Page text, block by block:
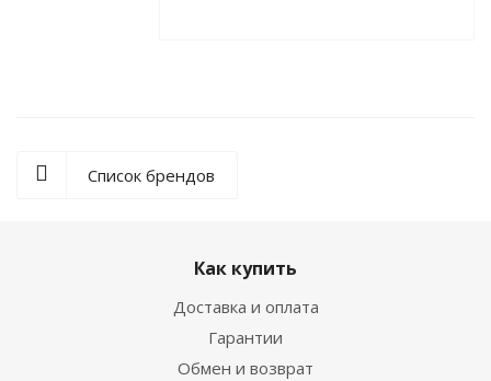
Список брендов
Как купить
Доставка и оплата
Гарантии
Обмен и возврат